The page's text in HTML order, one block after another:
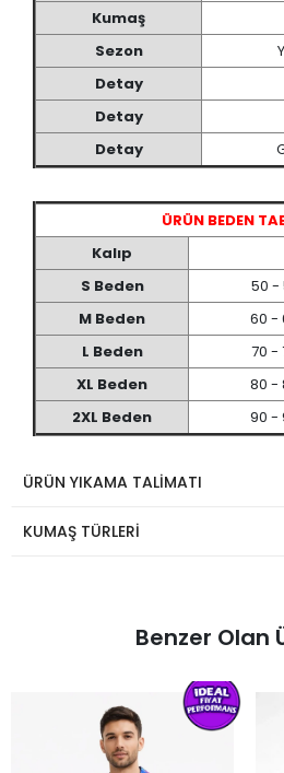
Kumaş
Sezon
Detay
Detay
Detay
ÜRÜN BEDEN
Kalıp
S Beden
50 -
M Beden
60 -
L Beden
70 -
XL Beden
80 -
2XL Beden
90 -
ÜRÜN YIKAMA TALİMATI
KUMAŞ TÜRLERİ
Benzer Olan